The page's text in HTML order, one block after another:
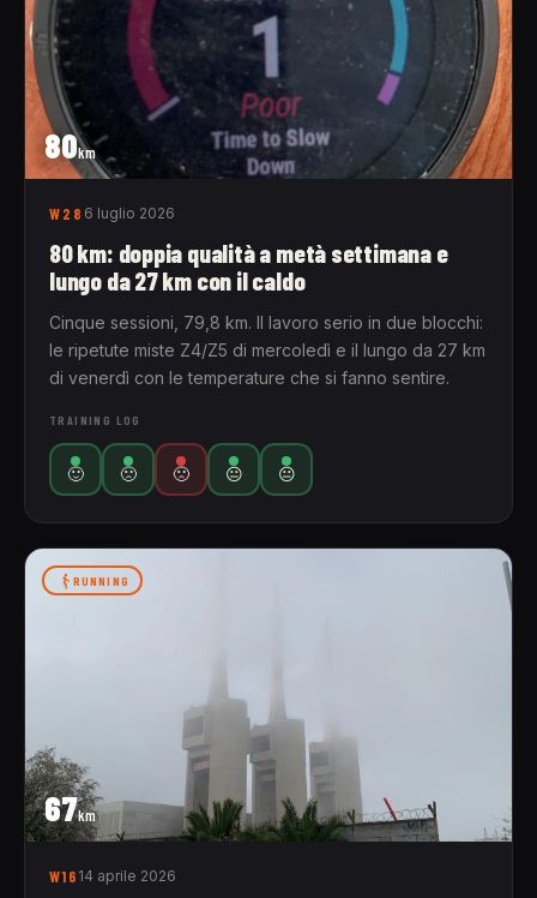
80km
W28 6 luglio 2026
80 km: doppia qualità a metà settimana e
lungo da 27 km con il caldo
Cinque sessioni, 79,8 km. Il lavoro serio in due blocchi:
le ripetute miste Z4/Z5 di mercoledì e il lungo da 27 km
di venerdì con le temperature che si fanno sentire.
TRAINING LOG
🙂 🙁 🙁 😐 😐
67km
RUNNING
W16 14 aprile 2026